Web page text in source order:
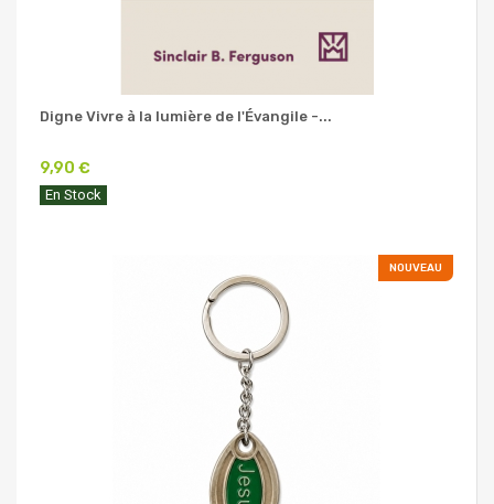
Digne Vivre à la lumière de l'Évangile -...
9,90 €
En Stock
NOUVEAU